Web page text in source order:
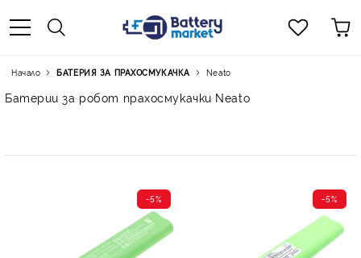
Начало БАТЕРИЯ ЗА ПРАХОСМУКАЧКА Neato
Батерии за робот прахосмукачки Neato
-5% -5%